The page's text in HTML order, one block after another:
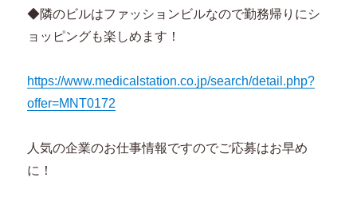
◆隣のビルはファッションビルなので勤務帰りにシ
ョッピングも楽しめます！
https://www.medicalstation.co.jp/search/detail.php?
offer=MNT0172
人気の企業のお仕事情報ですのでご応募はお早め
に！